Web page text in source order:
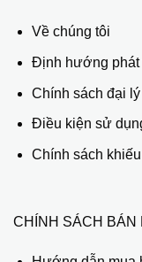
Về chúng tôi
Định hướng phát
Chính sách đại lý
Điều kiện sử
Chính sách
CHÍNH SÁCH BÁN